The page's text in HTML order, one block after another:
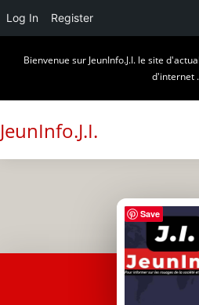
Log In Register
Bienvenue sur JeunInfo.J.I. le site
d'internet .
JeunInfo.J.I.
Save